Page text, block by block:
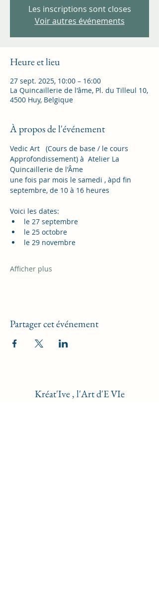
Les inscriptions sont closes
Voir autres événements
Heure et lieu
27 sept. 2025, 10:00 – 16:00
La Quincaillerie de l'âme, Pl. du Tilleul 10,
4500 Huy, Belgique
À propos de l'événement
Vedic Art   (Cours de base / le cours
Approfondissement) à  Atelier La
Quincaillerie de l'Âme
une fois par mois le samedi , àpd fin
septembre, de 10 à 16 heures
Voici les dates:
le 27 septembre
le 25 octobre
le 29 novembre
Afficher plus
Partager cet événement
Kréat'Ive , l'Art d'E VIe